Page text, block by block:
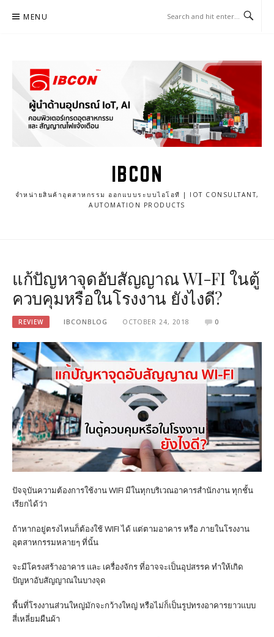
MENU
IBCON
จำหน่ายสินค้าอุตสาหกรรม ออกแบบระบบไอโอที | IOT CONSULTANT,
AUTOMATION PRODUCTS
แก้ปัญหาจุดอับสัญญาณ WI-FI ในตู้
ควบคุมหรือในโรงงาน ยังไงดี?
REVIEW IBCONBLOG OCTOBER 24, 2018 0
ปัจจุบันความต้องการใช้งาน WIFI มีในทุกบริเวณอาคารสำนักงาน ทุกชั้น
เรียกได้ว่า
ถ้าหากอยู่ตรงไหนก็ต้องใช้ WIFI ได้ แต่ตามอาคาร หรือ ภายในโรงงาน
อุตสาหกรรมหลายๆ ที่นั้น
จะมีโครงสร้างอาคาร และ เครื่องจักร ที่อาจจะเป็นอุปสรรค ทำให้เกิด
ปัญหาอับสัญญาณในบางจุด
พื้นที่โรงงานส่วนใหญ่มักจะกว้างใหญ่ หรือไม่ก็เป็นรูปทรงอาคารยาวแบบ
สี่เหลี่ยมผืนผ้า